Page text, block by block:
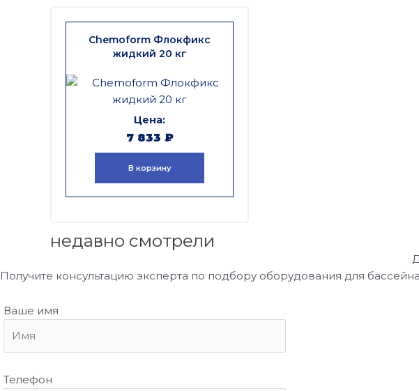
Chemoform Флокфикс
жидкий 20 кг
7 833 ₽
В корзину
недавно смотрели
Получите консультацию эксперта по подбору оборудования для бассейна
Ваше имя
Телефон